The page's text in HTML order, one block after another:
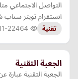
التواصل الاجتماعي
انستقرام تويتر
تقنية 22
الجعبة التقنية
الجعبة التقنية